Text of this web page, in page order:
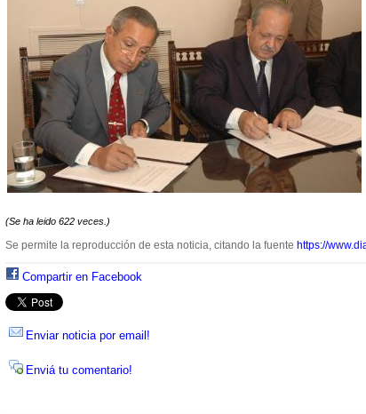
(Se ha leido 622 veces.)
Se permite la reproducción de esta noticia, citando la fuente https://
Compartir en Facebook
Enviar noticia por email!
Enviá tu comentario!